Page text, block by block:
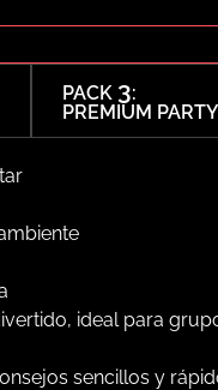
PACK 3:
PREMIUM PARTY
ideal para
sencillos y